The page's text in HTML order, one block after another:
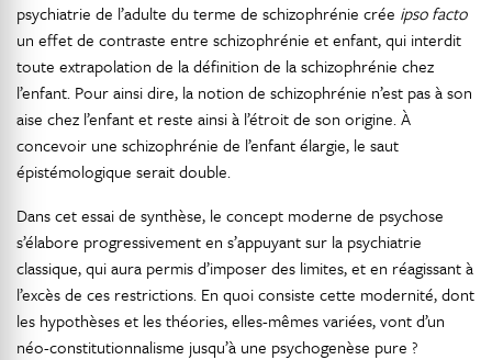
psychiatrie de l’adulte du terme de schizophrénie crée ipso facto
un effet de contraste entre schizophrénie et enfant, qui interdit
toute extrapolation de la définition de la schizophrénie chez
l’enfant. Pour ainsi dire, la notion de schizophrénie n’est pas à son
aise chez l’enfant et reste ainsi à l’étroit de son origine. À
concevoir une schizophrénie de l’enfant élargie, le saut
épistémologique serait double.
Dans cet essai de synthèse, le concept moderne de psychose
s’élabore progressivement en s’appuyant sur la psychiatrie
classique, qui aura permis d’imposer des limites, et en réagissant à
l’excès de ces restrictions. En quoi consiste cette modernité, dont
les hypothèses et les théories, elles-mêmes variées, vont d’un
néo-constitutionnalisme jusqu’à une psychogenèse pure ?